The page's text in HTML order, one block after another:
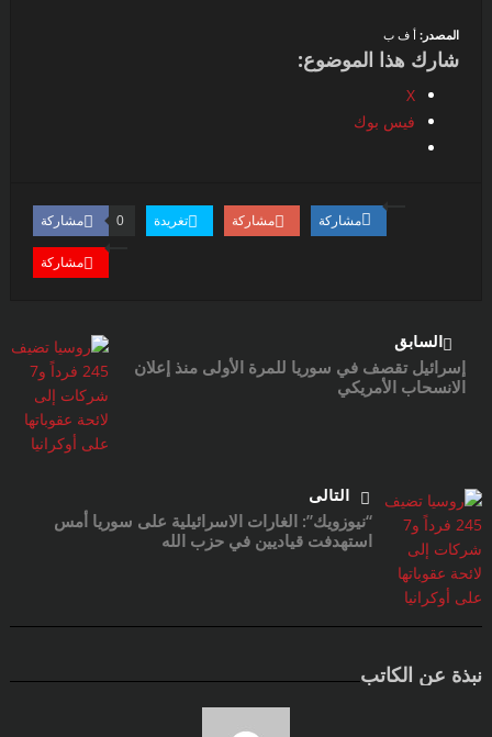
المصدر: أ ف ب
شارك هذا الموضوع:
X
فيس بوك
مشاركة 0 تغريدة مشاركة مشاركة
مشاركة
السابق
إسرائيل تقصف في سوريا للمرة الأولى منذ إعلان
الانسحاب الأمريكي
التالى
“نيوزويك”: الغارات الاسرائيلية على سوريا أمس
استهدفت قياديين في حزب الله
نبذة عن الكاتب